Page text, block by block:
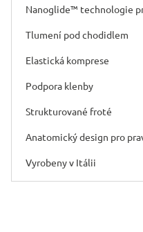
Nanoglide™ technologie
Tlumení pod chodidlem
Elastická komprese
Podpora klenby
Strukturované froté
Anatomický design pro
Vyrobeny v Itálii